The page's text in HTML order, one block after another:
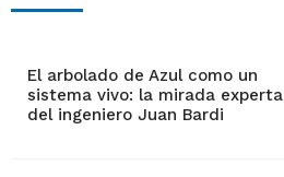
El arbolado de Azul como un
sistema vivo: la mirada experta
del ingeniero Juan Bardi